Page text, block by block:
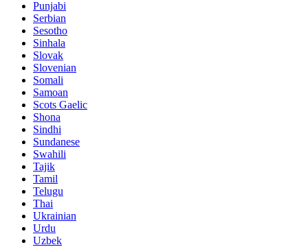
Punjabi
Serbian
Sesotho
Sinhala
Slovak
Slovenian
Somali
Samoan
Scots Gaelic
Shona
Sindhi
Sundanese
Swahili
Tajik
Tamil
Telugu
Thai
Ukrainian
Urdu
Uzbek